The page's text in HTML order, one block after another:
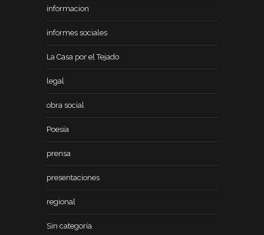
informacion
informes sociales
La Casa por el Tejado
legal
obra social
Poesía
prensa
presentaciones
regional
Sin categoría